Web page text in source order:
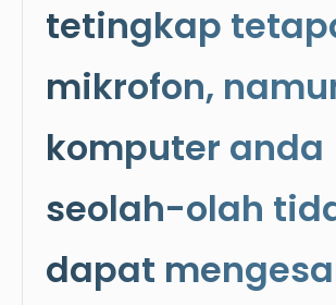
tetingkap
mikrofon,
komputer anda
seolah-olah
dapat